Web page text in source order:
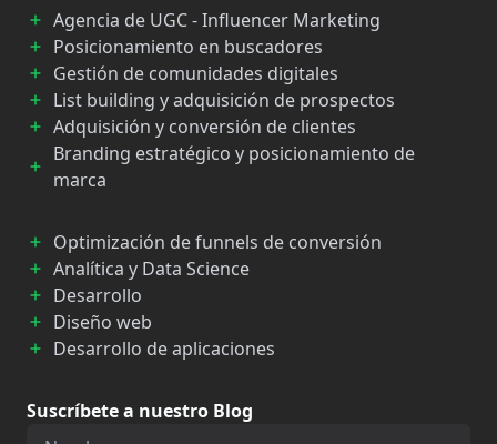
Agencia de UGC - Influencer Marketing
Posicionamiento en buscadores
Gestión de comunidades digitales
List building y adquisición de prospectos
Adquisición y conversión de clientes
Branding estratégico y posicionamiento de
marca
Optimización de funnels de conversión
Analítica y Data Science
Desarrollo
Diseño web
Desarrollo de aplicaciones
Suscríbete a nuestro Blog